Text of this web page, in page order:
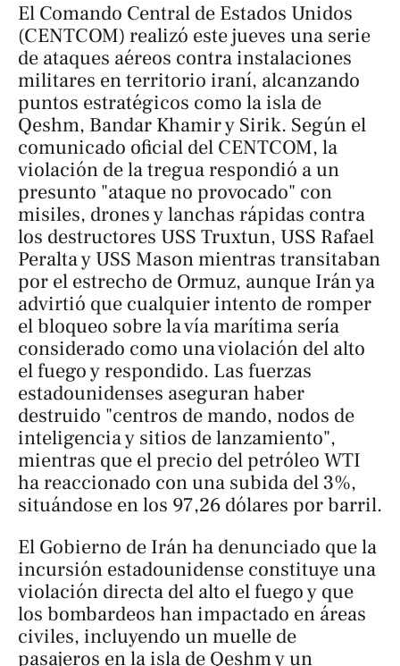
El Comando Central de Estados Unidos
(CENTCOM) realizó este jueves una serie
de ataques aéreos contra instalaciones
militares en territorio iraní, alcanzando
puntos estratégicos como la isla de
Qeshm, Bandar Khamir y Sirik. Según el
comunicado oficial del CENTCOM, la
violación de la tregua respondió a un
presunto "ataque no provocado" con
misiles, drones y lanchas rápidas contra
los destructores USS Truxtun, USS Rafael
Peralta y USS Mason mientras transitaban
por el estrecho de Ormuz, aunque Irán ya
advirtió que cualquier intento de romper
el bloqueo sobre la vía marítima sería
considerado como una violación del alto
el fuego y respondido. Las fuerzas
estadounidenses aseguran haber
destruido "centros de mando, nodos de
inteligencia y sitios de lanzamiento",
mientras que el precio del petróleo WTI
ha reaccionado con una subida del 3%,
situándose en los 97,26 dólares por barril.
El Gobierno de Irán ha denunciado que la
incursión estadounidense constituye una
violación directa del alto el fuego y que
los bombardeos han impactado en áreas
civiles, incluyendo un muelle de
pasajeros en la isla de Qeshm y un